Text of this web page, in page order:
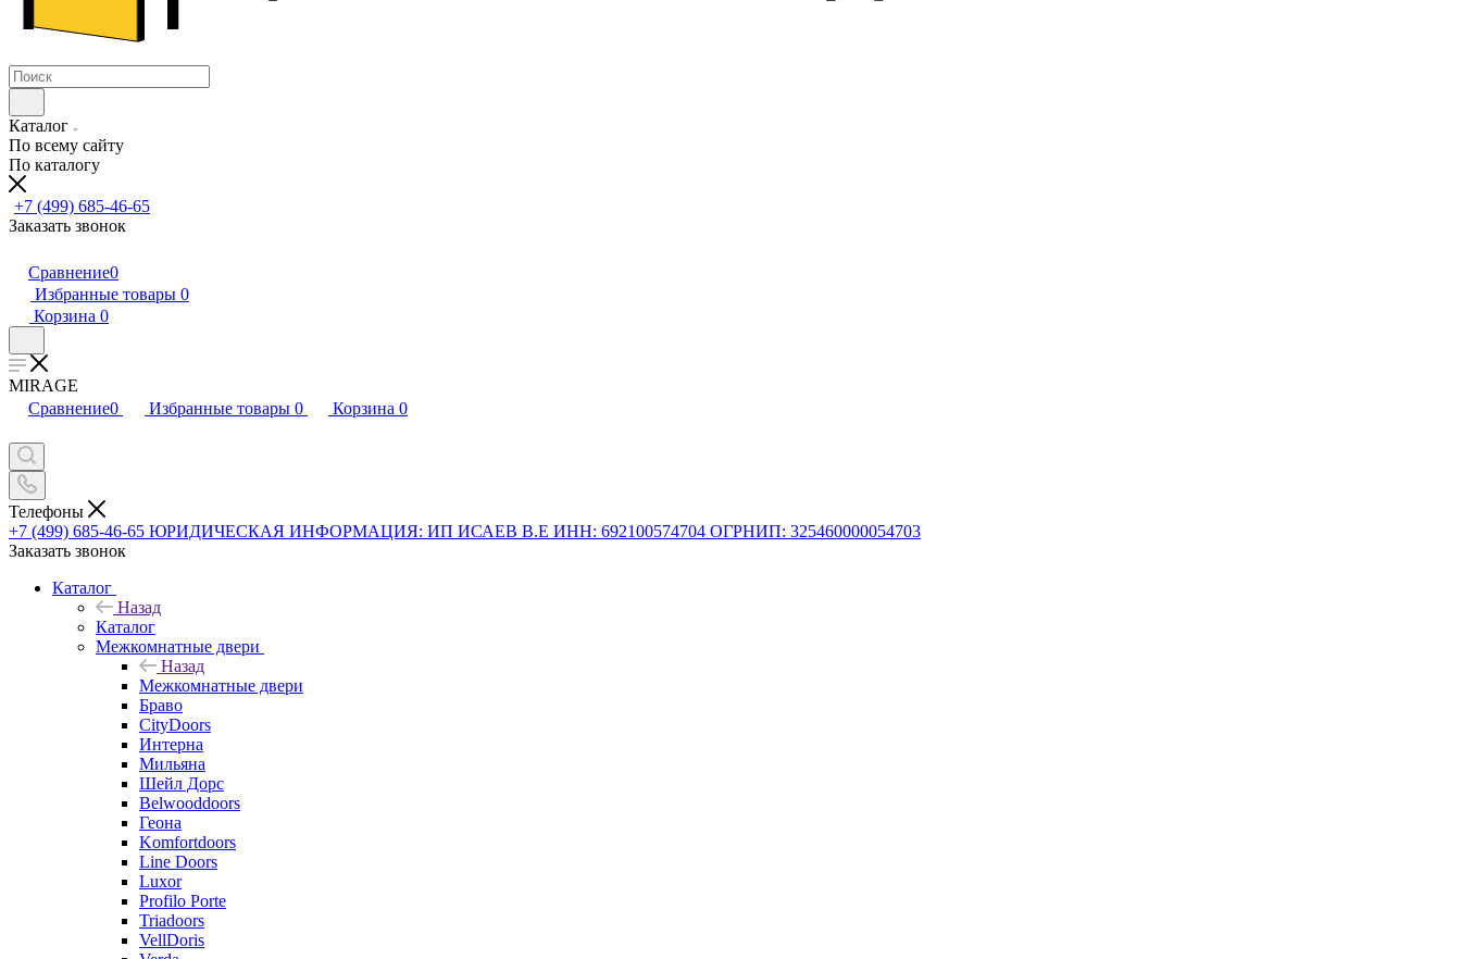
Каталог
По всему сайту
По каталогу
+7 (499) 685-46-65
Заказать звонок
Сравнение0
Избранные товары 0
Корзина 0
MIRAGE
Сравнение0 Избранные товары 0 Корзина 0
Телефоны
+7 (499) 685-46-65 ЮРИДИЧЕСКАЯ ИНФОРМАЦИЯ: ИП ИСАЕВ В.Е ИНН: 692100574704 ОГРНИП: 325460000054703
Заказать звонок
Каталог
Назад
Каталог
Межкомнатные двери
Назад
Межкомнатные двери
Браво
CityDoors
Интерна
Мильяна
Шейл Дорс
Belwooddoors
Геона
Komfortdoors
Line Doors
Luxor
Profilo Porte
Triadoors
VellDoris